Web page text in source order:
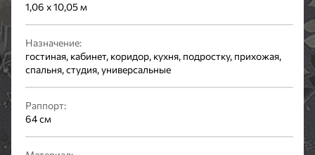
1,06 x 10,05 м
Назначение:
гостиная, кабинет, коридор, кухня, подростку, прихожая,
спальня, студия, универсальные
Раппорт:
64 см